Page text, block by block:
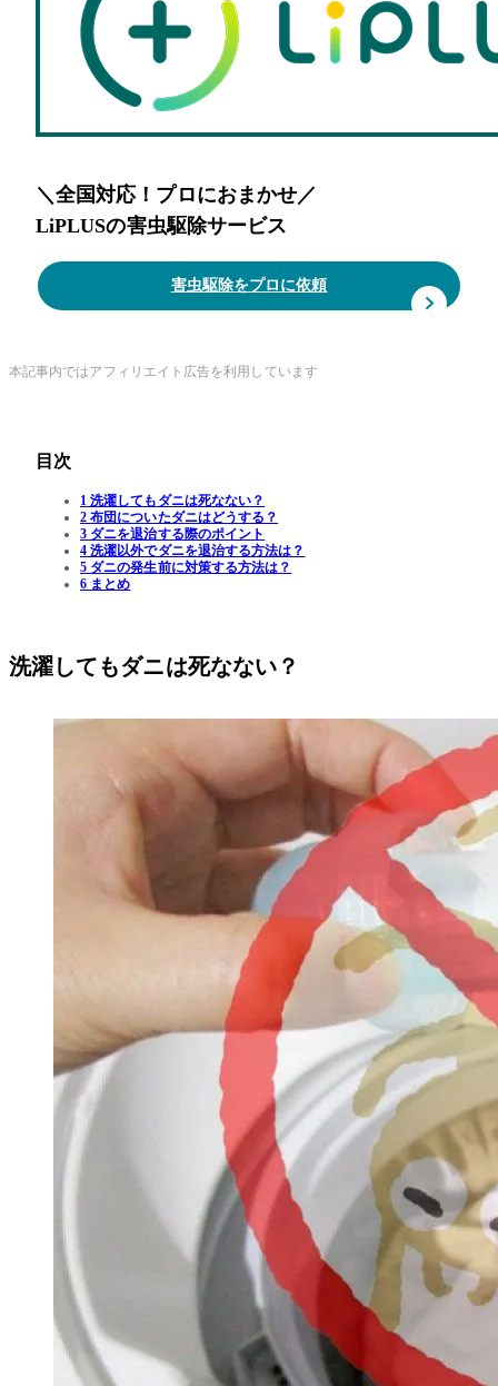
＼全国対応！プロにおまかせ／
LiPLUSの害虫駆除サービス
害虫駆除をプロに依頼
本記事内ではアフィリエイト広告を利用しています
目次
1 洗濯してもダニは死なない？
2 布団についたダニはどうする？
3 ダニを退治する際のポイント
4 洗濯以外でダニを退治する方法は？
5 ダニの発生前に対策する方法は？
6 まとめ
洗濯してもダニは死なない？